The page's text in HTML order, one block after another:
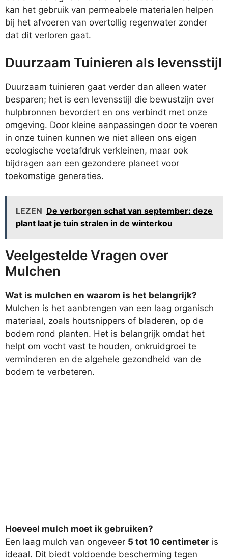
kan het gebruik van permeabele materialen helpen
bij het afvoeren van overtollig regenwater zonder
dat dit verloren gaat.
Duurzaam Tuinieren als levensstijl
Duurzaam tuinieren gaat verder dan alleen water
besparen; het is een levensstijl die bewustzijn over
hulpbronnen bevordert en ons verbindt met onze
omgeving. Door kleine aanpassingen door te voeren
in onze tuinen kunnen we niet alleen ons eigen
ecologische voetafdruk verkleinen, maar ook
bijdragen aan een gezondere planeet voor
toekomstige generaties.
LEZEN De verborgen schat van september: deze
plant laat je tuin stralen in de winterkou
Veelgestelde Vragen over
Mulchen
Wat is mulchen en waarom is het belangrijk?
Mulchen is het aanbrengen van een laag organisch
materiaal, zoals houtsnippers of bladeren, op de
bodem rond planten. Het is belangrijk omdat het
helpt om vocht vast te houden, onkruidgroei te
verminderen en de algehele gezondheid van de
bodem te verbeteren.
Hoeveel mulch moet ik gebruiken?
Een laag mulch van ongeveer 5 tot 10 centimeter is
ideaal. Dit biedt voldoende bescherming tegen